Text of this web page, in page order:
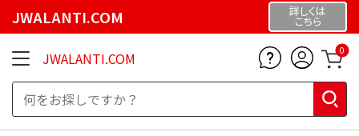
JWALANTI.COM 詳しくは
こちら
JWALANTI.COM 0